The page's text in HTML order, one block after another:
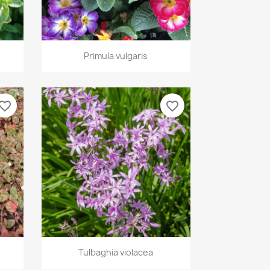
Vista rápida
Primula vulgaris
Vista rápida
Tulbaghia violacea
favorite_border